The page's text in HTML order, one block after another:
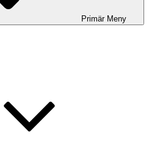
Primär Meny